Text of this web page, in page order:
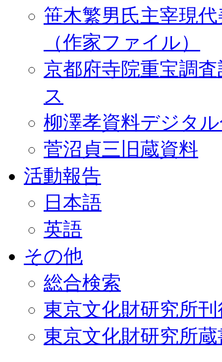
笹木繁男氏主宰現
（作家ファイル）
京都府寺院重宝調
ス
柳澤孝資料デジタ
菅沼貞三旧蔵資料
活動報告
日本語
英語
その他
総合検索
東京文化財研究所
東京文化財研究所